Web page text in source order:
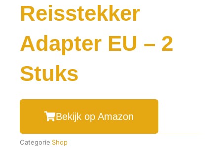
Reisstekker
Adapter EU – 2
Stuks
Bekijk op Amazon
Categorie Shop